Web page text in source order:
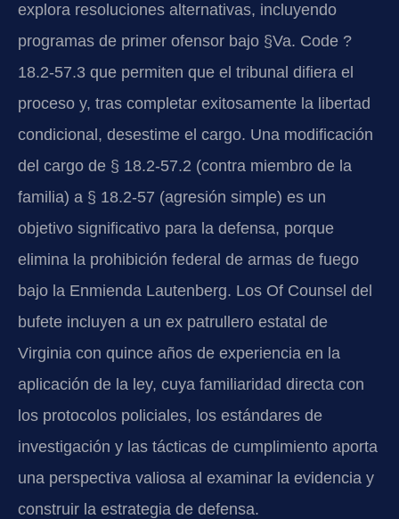
explora resoluciones alternativas, incluyendo
programas de primer ofensor bajo §Va. Code ?
18.2-57.3 que permiten que el tribunal difiera el
proceso y, tras completar exitosamente la libertad
condicional, desestime el cargo. Una modificación
del cargo de § 18.2-57.2 (contra miembro de la
familia) a § 18.2-57 (agresión simple) es un
objetivo significativo para la defensa, porque
elimina la prohibición federal de armas de fuego
bajo la Enmienda Lautenberg. Los Of Counsel del
bufete incluyen a un ex patrullero estatal de
Virginia con quince años de experiencia en la
aplicación de la ley, cuya familiaridad directa con
los protocolos policiales, los estándares de
investigación y las tácticas de cumplimiento aporta
una perspectiva valiosa al examinar la evidencia y
construir la estrategia de defensa.